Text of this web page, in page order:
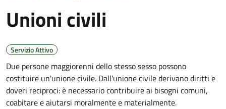
Unioni civili
Servizio Attivo
Due persone maggiorenni dello stesso sesso possono
costituire un'unione civile. Dall'unione civile derivano diritti e
doveri reciproci: è necessario contribuire ai bisogni comuni,
coabitare e aiutarsi moralmente e materialmente.